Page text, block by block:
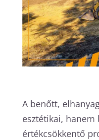
A benőtt,
esztétikai, hanem
értékcsökkentő